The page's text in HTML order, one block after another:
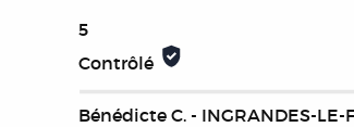
5
Contrôlé
Bénédicte C. - INGRANDES-LE-